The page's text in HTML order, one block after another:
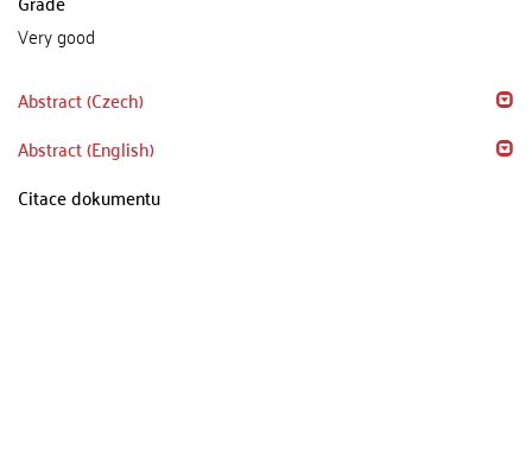
Very good
Abstract (Czech)
Abstract (English)
Citace dokumentu